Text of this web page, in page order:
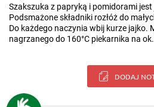
Szakszuka z papryką i pomidorami
Podsmażone składniki rozłóż do
Do każdego naczynia wbij kurze jajko.
nagrzanego do 160°C piekarnika na
DODAJ